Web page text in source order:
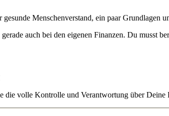
Menschenverstand, ein paar Grundlagen
auch bei den eigenen Finanzen. Du musst
die volle Kontrolle und Verantwortung über Deine